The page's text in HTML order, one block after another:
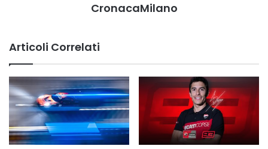
CronacaMilano
Articoli Correlati